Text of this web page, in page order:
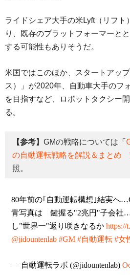
ライドシェア大手の米Lyft（リフト
り、既存のプラットフォーマーと
する可能性もありそうだ。
米国ではこのほか、スタートアッ
ス）」が2020年、自動車大手のフ
を目指すなど、ロボットタクシー
る。
【参考】 GMの戦略については「
の自動運転戦略を解説＆まとめ
照。
80年前の｢自動運転構想｣結実へ
青写真は 鍵握る"2兆円"子会社
し"世界一"返り咲きなるか https://
@jidountenlab #GM #自動運転 #女
— 自動運転ラボ (@jidountenlab)